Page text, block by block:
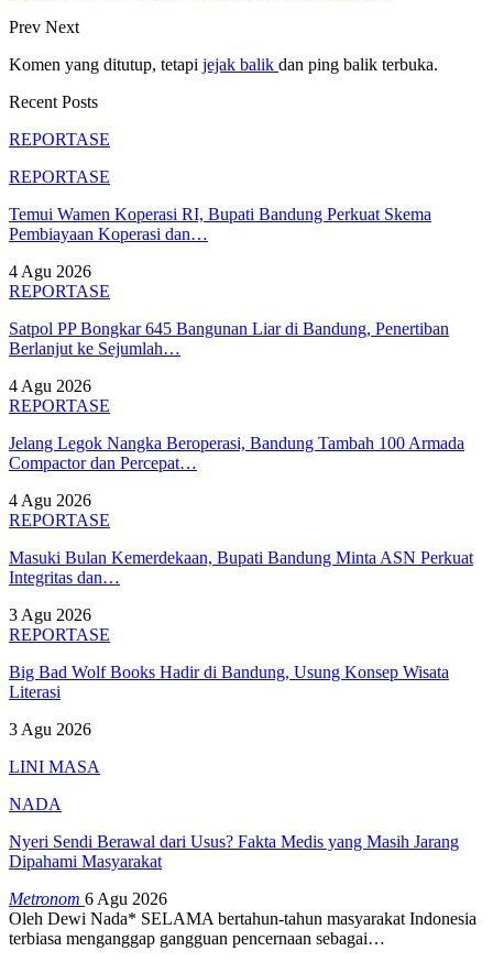
Prev Next
Komen yang ditutup, tetapi jejak balik dan ping balik terbuka.
Recent Posts
REPORTASE
REPORTASE
Temui Wamen Koperasi RI, Bupati Bandung Perkuat Skema
Pembiayaan Koperasi dan…
4 Agu 2026
REPORTASE
Satpol PP Bongkar 645 Bangunan Liar di Bandung, Penertiban
Berlanjut ke Sejumlah…
4 Agu 2026
REPORTASE
Jelang Legok Nangka Beroperasi, Bandung Tambah 100 Armada
Compactor dan Percepat…
4 Agu 2026
REPORTASE
Masuki Bulan Kemerdekaan, Bupati Bandung Minta ASN Perkuat
Integritas dan…
3 Agu 2026
REPORTASE
Big Bad Wolf Books Hadir di Bandung, Usung Konsep Wisata
Literasi
3 Agu 2026
LINI MASA
NADA
Nyeri Sendi Berawal dari Usus? Fakta Medis yang Masih Jarang
Dipahami Masyarakat
Metronom 6 Agu 2026
Oleh Dewi Nada* SELAMA bertahun-tahun masyarakat Indonesia
terbiasa menganggap gangguan pencernaan sebagai…